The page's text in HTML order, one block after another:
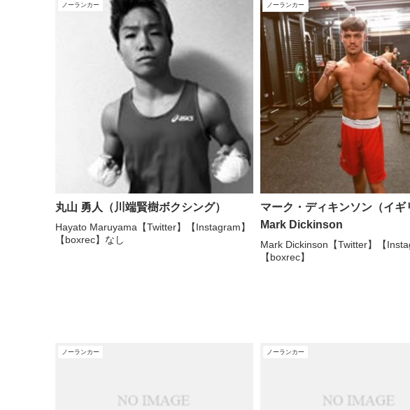
ノーランカー
丸山 勇人（川端賢樹ボクシング）
Hayato Maruyama【Twitter】【Instagram】
【boxrec】なし
ノーランカー
マーク・ディキンソン（イ
Mark Dickinson
Mark Dickinson【Twitter】【
【boxrec】
ノーランカー ノーランカー